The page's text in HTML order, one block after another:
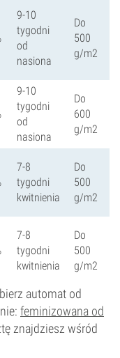
9-10
tygodni
od
nasiona
Do
500
g/m2
9-10
tygodni
od
nasiona
Do
600
g/m2
7-8
tygodni
kwitnienia
Do
500
g/m2
7-8
tygodni
kwitnienia
Do
500
g/m2
automat od
feminizowana od
znajdziesz wśród